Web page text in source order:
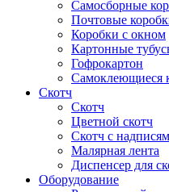
Самосборные
Почтовые
Коробки с окном
Картонные
Гофрокартон
Самоклеющиеся
Скотч
Скотч
Цветной скотч
Скотч с
Малярная лента
Диспенсер для
Оборудование